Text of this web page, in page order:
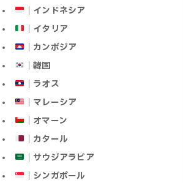
｜インドネシア
｜イタリア
｜カンボジア
｜韓国
｜ラオス
｜マレーシア
｜オマーン
｜カタール
｜サウジアラビア
｜シンガポール